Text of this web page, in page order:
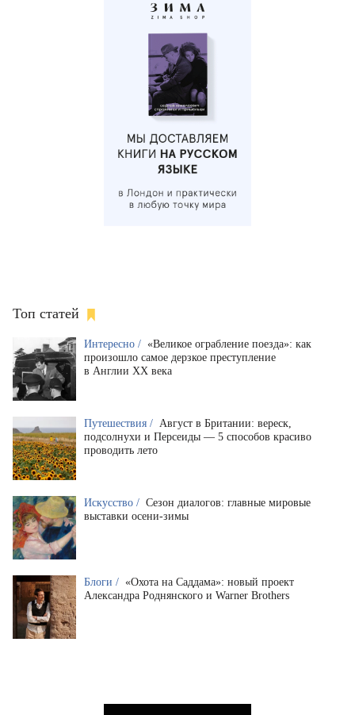
Топ статей
Интересно / «Великое ограбление поезда»: как
произошло самое дерзкое преступление
в Англии XX века
Путешествия / Август в Британии: вереск,
подсолнухи и Персеиды — 5 способов красиво
проводить лето
Искусство / Сезон диалогов: главные мировые
выставки осени-зимы
Блоги / «Охота на Саддама»: новый проект
Александра Роднянского и Warner Brothers